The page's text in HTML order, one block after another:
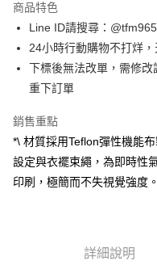
合作金庫商業銀行
華南商業銀行
上海商業儲蓄銀行
國泰世華商業銀行
臺灣中小企業銀行
聯邦商業銀行
元大商業銀行
台新國際商業銀行
台灣樂天信用卡公司
超商取貨付款
LINE Pay
Apple Pay
悠遊付
ATM付款
每筆NT$60，滿NT$1,500(
商品特色
Line ID請搜尋：
24小時行動購物不打烊，
下標後無法改單，需修
重下訂單
銷售重點
*\ 材質採用Teflon彈性機能
設定與衣襬束繩，為即時性
印刷，極簡而不失視覺強度。
詳細說明